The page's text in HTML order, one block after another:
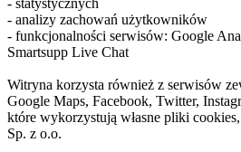
- statystycznych
- analizy zachowań użytkowników
- funkcjonalności serwisów: Google
Smartsupp Live Chat
Witryna korzysta również z serwisów
Google Maps, Facebook, Twitter,
które wykorzystują własne pliki
Sp. z o.o.